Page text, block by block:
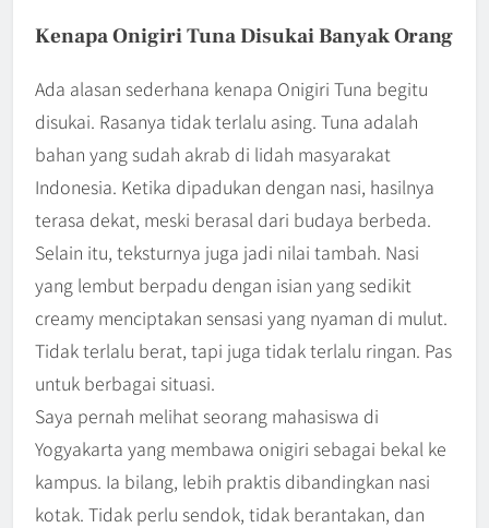
Kenapa Onigiri Tuna Disukai Banyak Orang
Ada alasan sederhana kenapa Onigiri Tuna begitu
disukai. Rasanya tidak terlalu asing. Tuna adalah
bahan yang sudah akrab di lidah masyarakat
Indonesia. Ketika dipadukan dengan nasi, hasilnya
terasa dekat, meski berasal dari budaya berbeda.
Selain itu, teksturnya juga jadi nilai tambah. Nasi
yang lembut berpadu dengan isian yang sedikit
creamy menciptakan sensasi yang nyaman di mulut.
Tidak terlalu berat, tapi juga tidak terlalu ringan. Pas
untuk berbagai situasi.
Saya pernah melihat seorang mahasiswa di
Yogyakarta yang membawa onigiri sebagai bekal ke
kampus. Ia bilang, lebih praktis dibandingkan nasi
kotak. Tidak perlu sendok, tidak berantakan, dan